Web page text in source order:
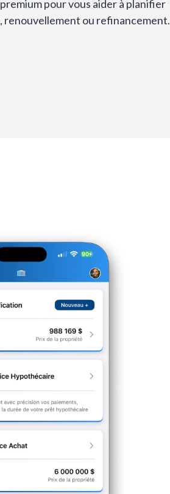
pour vous aider à planifier
renouvellement ou refinancement.